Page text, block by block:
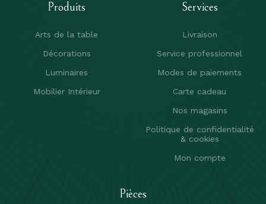
Produits
Arts de la table
Décorations
Luminaires
Mobilier Intérieur
Services
Livraison
Service professionnel
Modes de paiements
Carte cadeau
Nos magasins
Politique de confidentialité
& cookies
Mon compte
Pièces